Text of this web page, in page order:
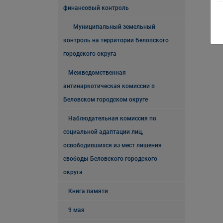
финансовый контроль
Муниципальный земельный
контроль на территории Беловского
городского округа
Межведомственная
антинаркотическая комиссии в
Беловском городском округе
Наблюдательная комиссия по
социальной адаптации лиц,
освободившихся из мест лишения
свободы Беловского городского
округа
Книга памяти
9 мая